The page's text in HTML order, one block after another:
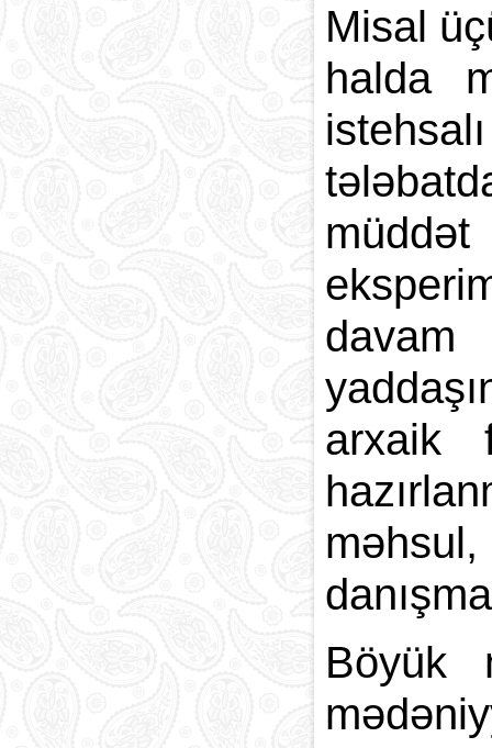
Misal
halda
davam
arxaik
Böyük